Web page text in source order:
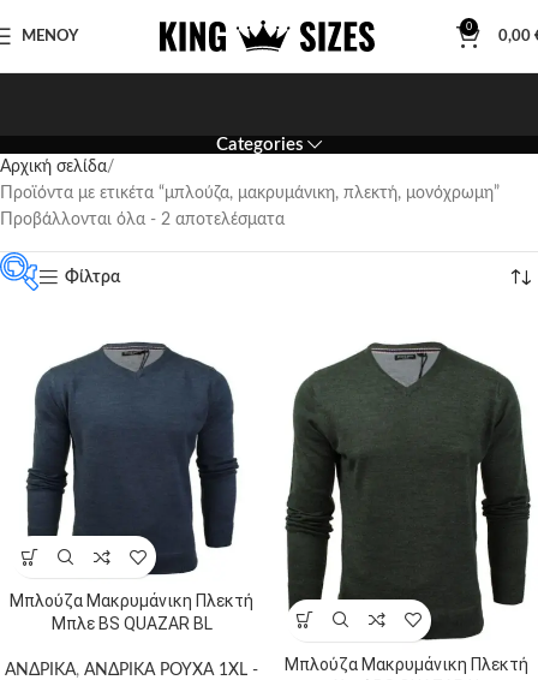
ΜΕΝΟΥ
0
0,00
Categories
Αρχική σελίδα
Προϊόντα με ετικέτα “μπλούζα, μακρυμάνικη, πλεκτή, μονόχρωμη”
Προβάλλονται όλα - 2 αποτελέσματα
In stock
On sale
Κατηγορίες
προϊόντων
Φίλτρα
Μπλούζα Μακρυμάνικη Πλεκτή
Μπλε BS QUAZAR BL
ΑΝΔΡΙΚΑ, ΑΝΔΡΙΚΑ ΡΟΥΧΑ 1XL -
Μπλούζα Μακρυμάνικη Πλεκτή